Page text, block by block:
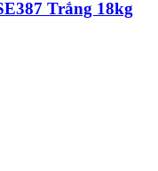
Trắng 18kg